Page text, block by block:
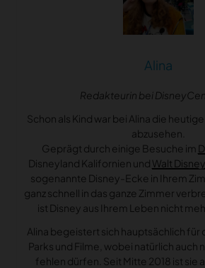
Alina
Redakteurin bei
Schon als Kind war bei Alina die
abzusehen.
Geprägt durch einige Besuche im
Disneyland Kalifornien und Walt
sogenannte Disney-Ecke in Ihrem
ganz schnell in das ganze Zimmer
ist Disney aus Ihrem Leben nicht
Alina begeistert sich hauptsächlich für
Parks und Filme, wobei natürlich auch
fehlen dürfen. Seit Mitte 2018 ist sie